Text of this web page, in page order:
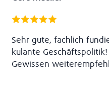
Sehr gute, fachlich
kulante
Gewissen